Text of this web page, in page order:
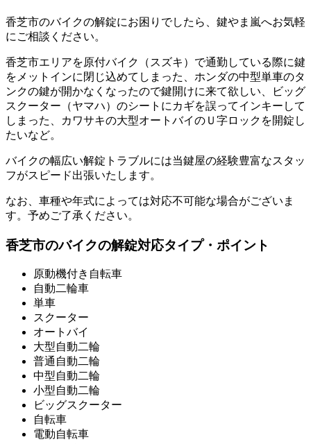
香芝市のバイクの解錠にお困りでしたら、鍵やま嵐へお気軽
にご相談ください。
香芝市エリアを原付バイク（スズキ）で通勤している際に鍵
をメットインに閉じ込めてしまった、ホンダの中型単車のタ
ンクの鍵が開かなくなったので鍵開けに来て欲しい、ビッグ
スクーター（ヤマハ）のシートにカギを誤ってインキーして
しまった、カワサキの大型オートバイのＵ字ロックを開錠し
たいなど。
バイクの幅広い解錠トラブルには当鍵屋の経験豊富なスタッ
フがスピード出張いたします。
なお、車種や年式によっては対応不可能な場合がございま
す。予めご了承ください。
香芝市のバイクの解錠対応タイプ・ポイント
原動機付き自転車
自動二輪車
単車
スクーター
オートバイ
大型自動二輪
普通自動二輪
中型自動二輪
小型自動二輪
ビッグスクーター
自転車
電動自転車